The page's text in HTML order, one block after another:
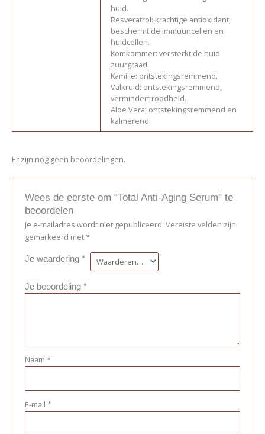
huid.
Resveratrol: krachtige antioxidant,
beschermt de immuuncellen en
huidcellen.
Komkommer: versterkt de huid
zuurgraad.
Kamille: ontstekingsremmend.
Valkruid: ontstekingsremmend,
vermindert roodheid.
Aloe Vera: ontstekingsremmend en
kalmerend.
Er zijn nog geen beoordelingen.
Wees de eerste om “Total Anti-Aging Serum” te
beoordelen
Je e-mailadres wordt niet gepubliceerd. Vereiste velden zijn
gemarkeerd met*
Je waardering *
Je beoordeling *
Naam *
E-mail *